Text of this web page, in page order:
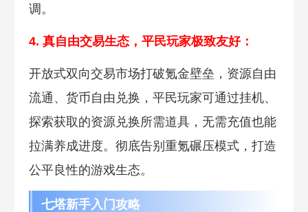
调。
4. 真自由交易生态，平民玩家极致友好：
开放式双向交易市场打破氪金壁垒，资源自由
流通、货币自由兑换，平民玩家可通过挂机、
探索获取的资源兑换所需道具，无需充值也能
拉满养成进度。彻底告别重氪碾压模式，打造
公平良性的游戏生态。
七塔新手入门攻略